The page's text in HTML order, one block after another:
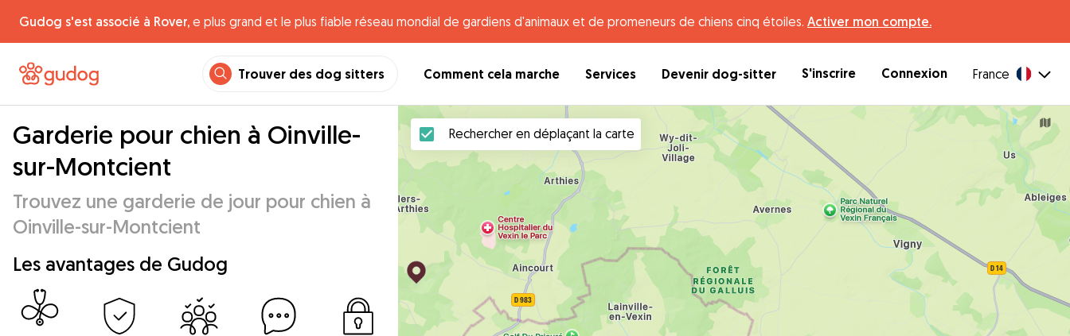
Gudog s'est associé à Rover, e plus grand et le plus fiable réseau mondial de gardiens d'animaux et de promeneurs de chiens cinq étoiles. Activer mon compte.
Trouver des dog sitters Comment cela marche Services Devenir dog-sitter S'inscrire Connexion France
Garderie pour chien à Oinville-
sur-Montcient
Trouvez une garderie de jour pour chien à
Oinville-sur-Montcient
Les avantages de Gudog
Rechercher en déplaçant la carte